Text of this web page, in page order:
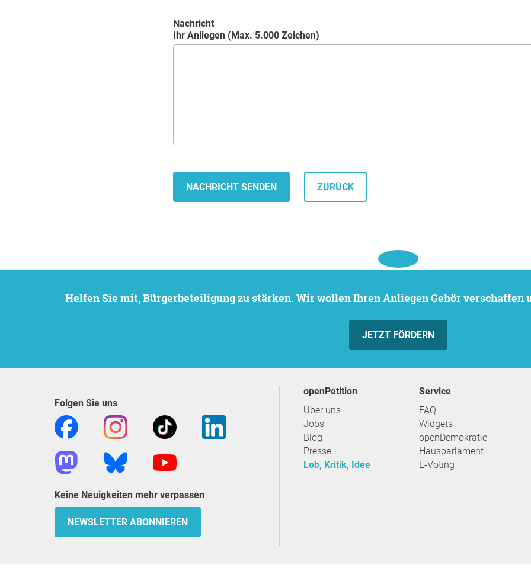
Nachricht
Ihr Anliegen (Max. 5.000 Zeichen)
ZURÜCK
Helfen Sie mit, Bürgerbeteiligung zu stärken. Wir wollen Ihren Anliegen Gehör
JETZT FÖRDERN
Folgen Sie uns
Keine Neuigkeiten mehr verpassen
NEWSLETTER ABONNIEREN
openPetition
Über uns
Jobs
Blog
Presse
Lob, Kritik, Idee
Service
FAQ
Widgets
openDemokratie
Hausparlament
E-Voting